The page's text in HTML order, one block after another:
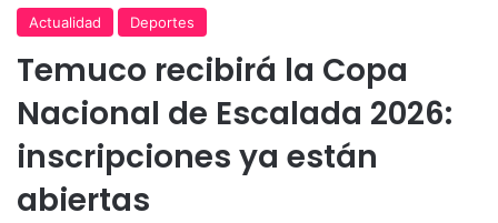
Actualidad Deportes
Temuco recibirá la Copa
Nacional de Escalada 2026:
inscripciones ya están
abiertas